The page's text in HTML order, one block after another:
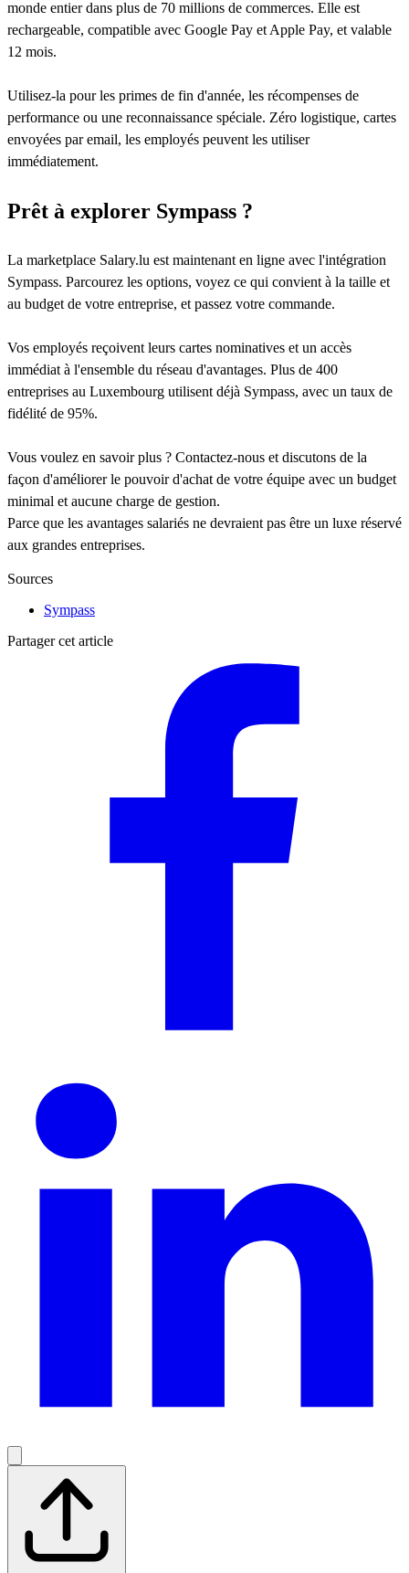
monde entier dans plus de 70 millions de commerces. Elle est
rechargeable, compatible avec Google Pay et Apple Pay, et valable
12 mois.
Utilisez-la pour les primes de fin d'année, les récompenses de
performance ou une reconnaissance spéciale. Zéro logistique, cartes
envoyées par email, les employés peuvent les utiliser
immédiatement.
Prêt à explorer Sympass ?
La marketplace Salary.lu est maintenant en ligne avec l'intégration
Sympass. Parcourez les options, voyez ce qui convient à la taille et
au budget de votre entreprise, et passez votre commande.
Vos employés reçoivent leurs cartes nominatives et un accès
immédiat à l'ensemble du réseau d'avantages. Plus de 400
entreprises au Luxembourg utilisent déjà Sympass, avec un taux de
fidélité de 95%.
Vous voulez en savoir plus ? Contactez-nous et discutons de la
façon d'améliorer le pouvoir d'achat de votre équipe avec un budget
minimal et aucune charge de gestion.
Parce que les avantages salariés ne devraient pas être un luxe réservé
aux grandes entreprises.
Sources
Sympass
Partager cet article